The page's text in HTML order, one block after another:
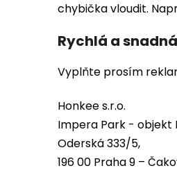
chybička vloudit.
Rychlá a
Vyplňte prosím
Honkees.r.o.
Impera Park - objekt
Oderská 333/5,
196 00 Praha 9 –